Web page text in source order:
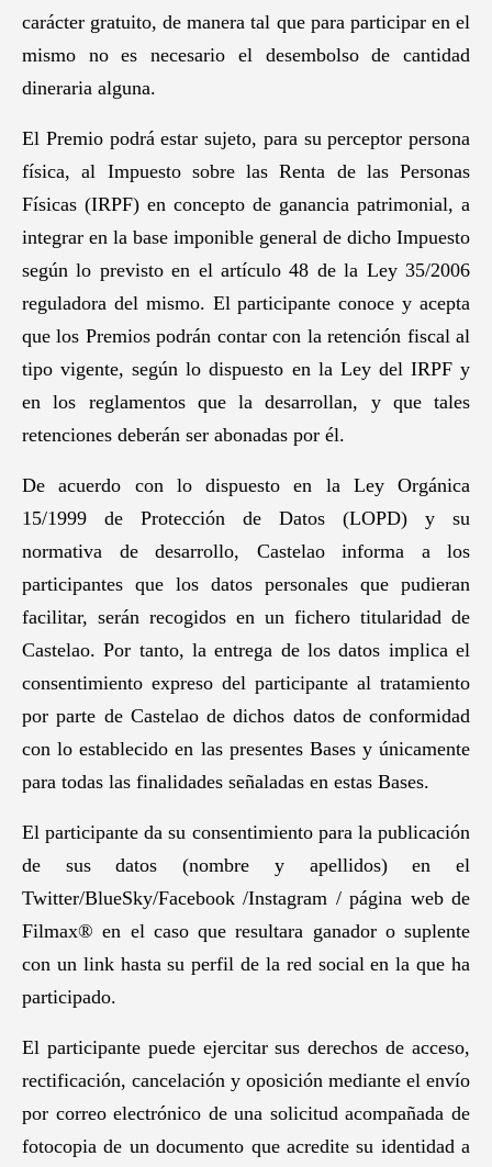
carácter gratuito, de manera tal que para participar en el
mismo no es necesario el desembolso de cantidad
dineraria alguna.
El Premio podrá estar sujeto, para su perceptor persona
física, al Impuesto sobre las Renta de las Personas
Físicas (IRPF) en concepto de ganancia patrimonial, a
integrar en la base imponible general de dicho Impuesto
según lo previsto en el artículo 48 de la Ley 35/2006
reguladora del mismo. El participante conoce y acepta
que los Premios podrán contar con la retención fiscal al
tipo vigente, según lo dispuesto en la Ley del IRPF y
en los reglamentos que la desarrollan, y que tales
retenciones deberán ser abonadas por él.
De acuerdo con lo dispuesto en la Ley Orgánica
15/1999 de Protección de Datos (LOPD) y su
normativa de desarrollo, Castelao informa a los
participantes que los datos personales que pudieran
facilitar, serán recogidos en un fichero titularidad de
Castelao. Por tanto, la entrega de los datos implica el
consentimiento expreso del participante al tratamiento
por parte de Castelao de dichos datos de conformidad
con lo establecido en las presentes Bases y únicamente
para todas las finalidades señaladas en estas Bases.
El participante da su consentimiento para la publicación
de sus datos (nombre y apellidos) en el
Twitter/BlueSky/Facebook /Instagram / página web de
Filmax® en el caso que resultara ganador o suplente
con un link hasta su perfil de la red social en la que ha
participado.
El participante puede ejercitar sus derechos de acceso,
rectificación, cancelación y oposición mediante el envío
por correo electrónico de una solicitud acompañada de
fotocopia de un documento que acredite su identidad a